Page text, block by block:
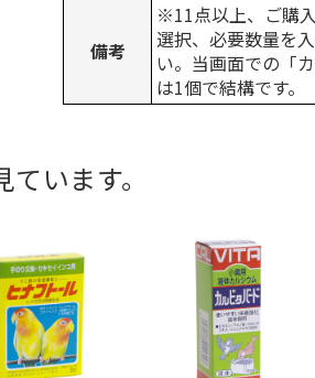
備考
※11点以上、ご購
選択、必要数量を
い。当画面での「
は1個で結構です。
います。